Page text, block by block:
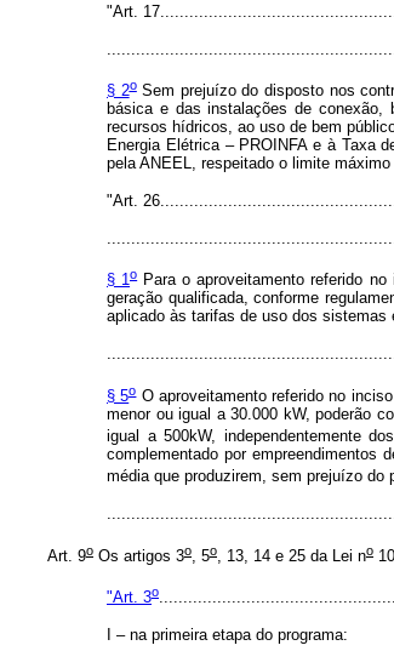
"Art.
§ 2oSem prejuízo do disposto nos
básica e das instalações de conexão,
recursos hídricos, ao uso de bem
Energia Elétrica – PROINFA e à Taxa
pela ANEEL, respeitado o limite
"Art.
§ 1oPara o aproveitamento referido no
geração qualificada, conforme
aplicado às tarifas de uso dos sistemas
§ 5oO aproveitamento referido no
menor ou igual a 30.000 kW, poderão
igual a 500kW, independentemente
complementado por empreendimentos
média que produzirem, sem prejuízo do
Art. 9o Os artigos 3o , 5o , 13, 14 e 25 da Lei no
"Art. 3o
I – na primeira etapa do programa: